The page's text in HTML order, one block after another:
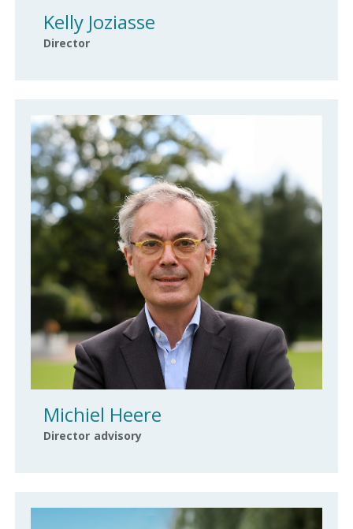
Kelly Joziasse
Director
Michiel Heere
Director advisory